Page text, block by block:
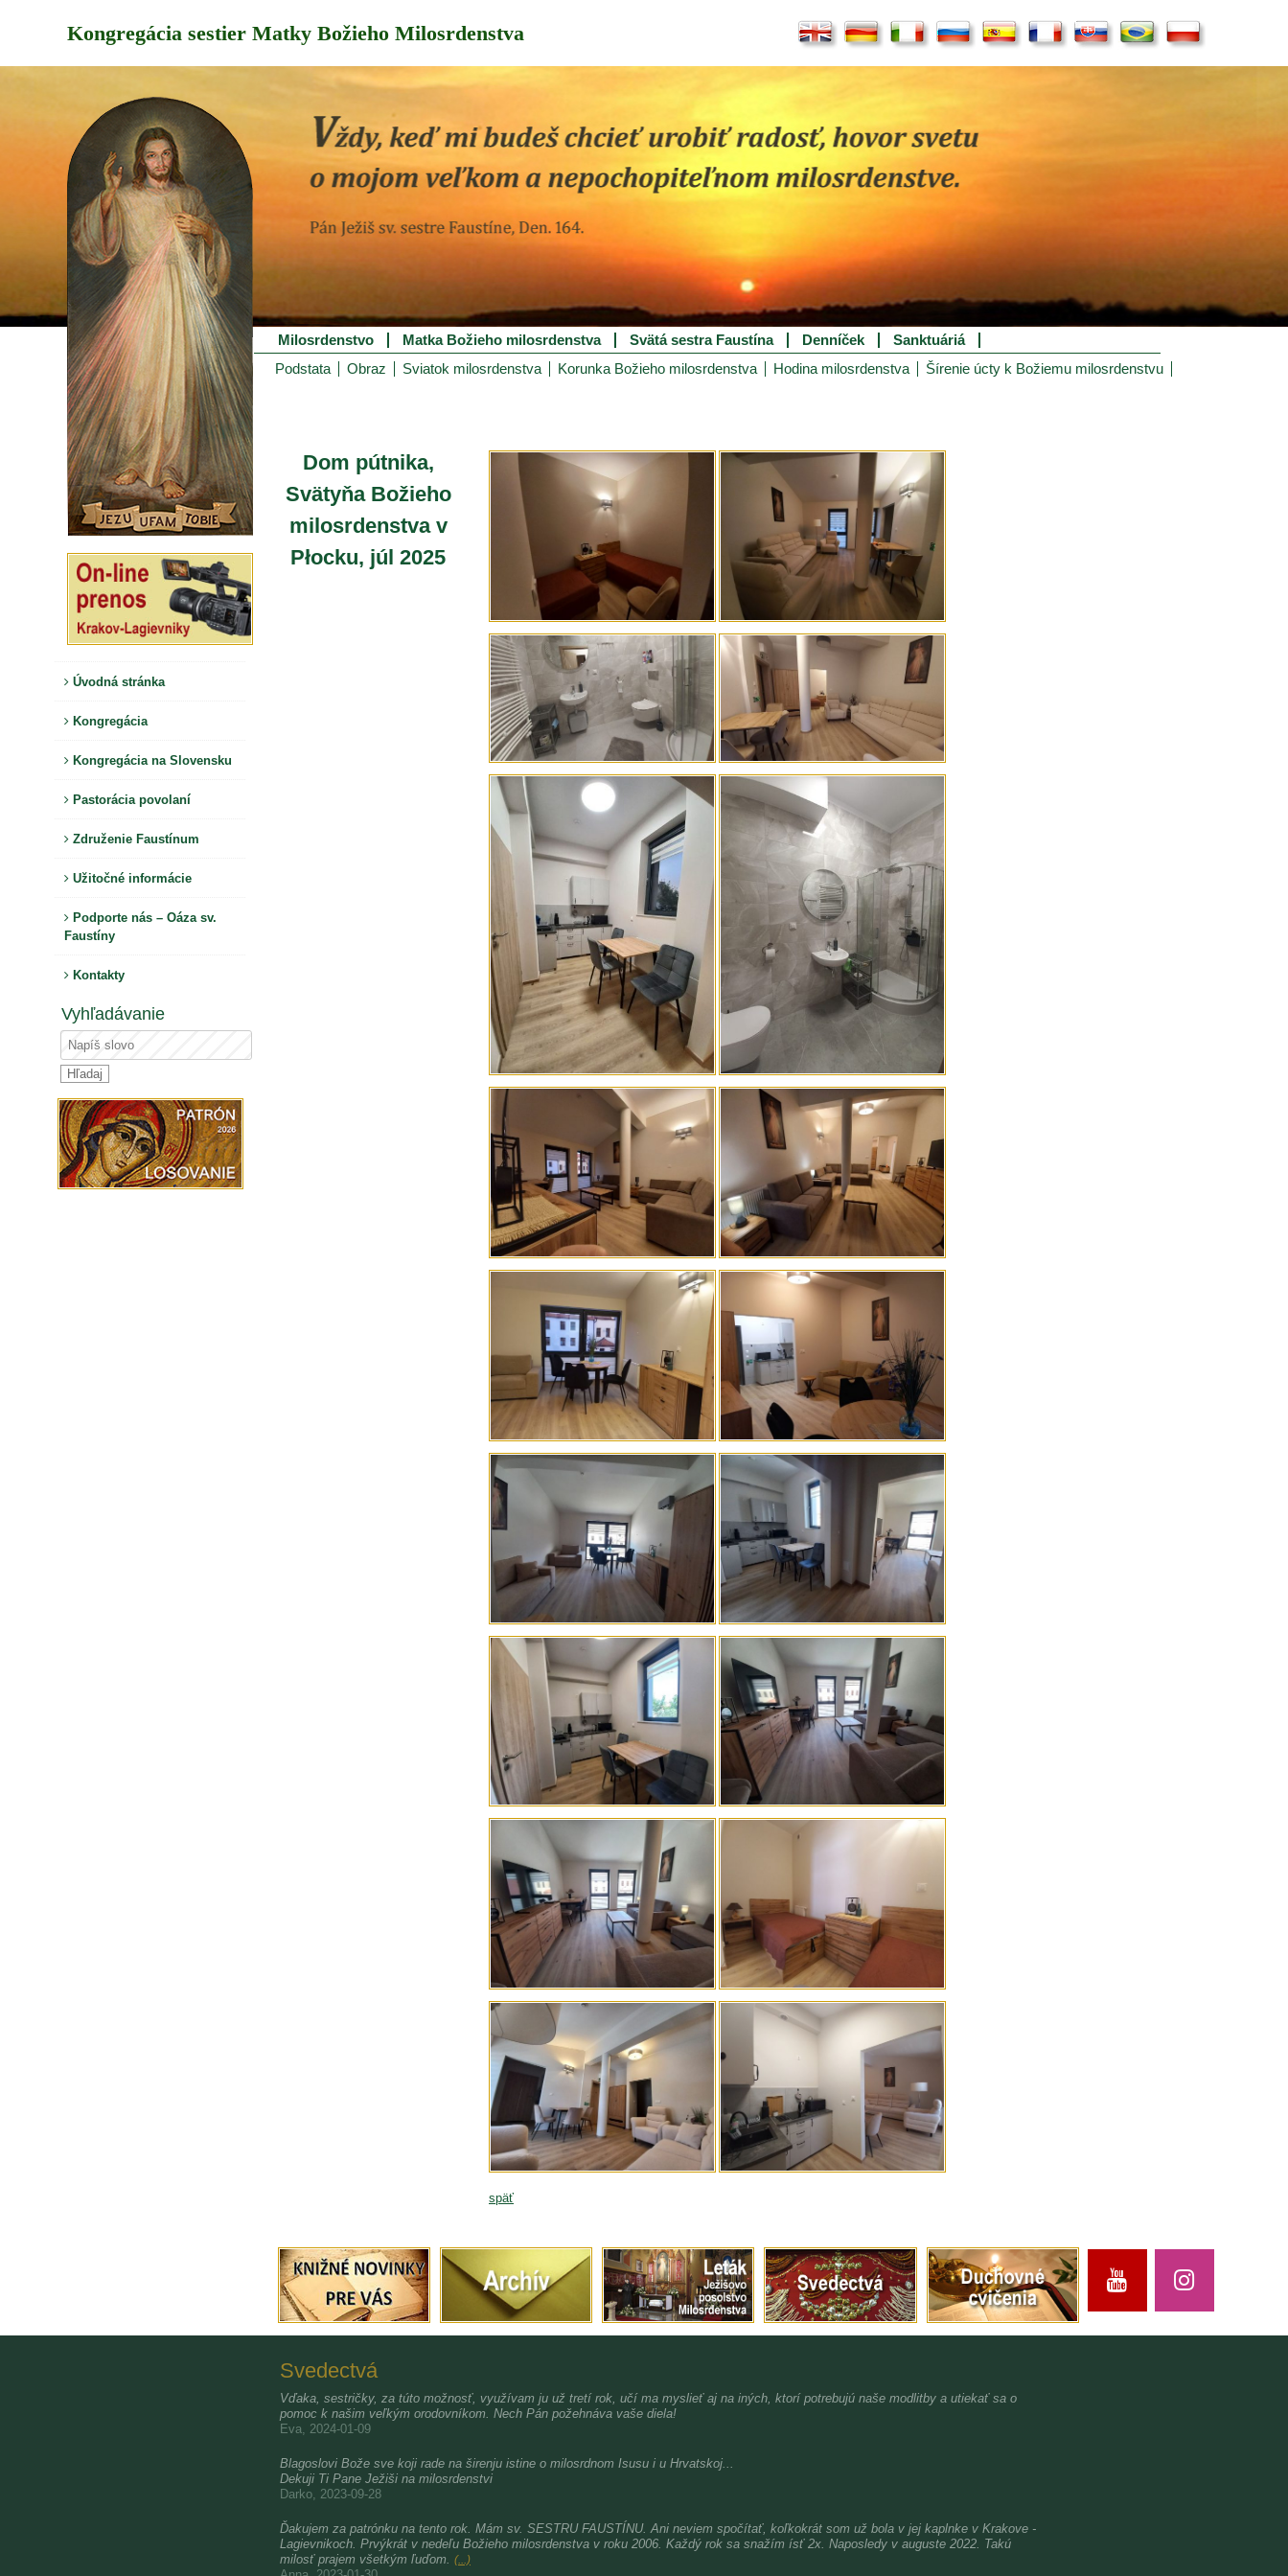
Kongregácia sestier Matky Božieho Milosrdenstva
Úvodná stránka
Kongregácia
Kongregácia na Slovensku
Pastorácia povolaní
Združenie Faustínum
Užitočné informácie
Podporte nás – Oáza sv.
Faustíny
Kontakty
Vyhľadávanie
Milosrdenstvo Matka Božieho milosrdenstva Svätá sestra Faustína Denníček
Sanktuáriá
Podstata
Obraz Sviatok milosrdenstva Korunka Božieho milosrdenstva Hodina milosrdenstva Šírenie úcty k Božiemu milosrdenstvu
Dom pútnika,
Svätyňa Božieho
milosrdenstva v
Płocku, júl 2025
späť
Svedectvá
Vďaka, sestričky, za túto možnosť, využívam ju už tretí rok, učí ma myslieť aj na iných, ktorí potrebujú naše modlitby a utiekať sa o
pomoc k našim veľkým orodovníkom. Nech Pán požehnáva vaše diela!
Eva, 2024-01-09
Blagoslovi Bože sve koji rade na širenju istine o milosrdnom Isusu i u Hrvatskoj...
Dekuji Ti Pane Ježiši na milosrdenstvi
Darko, 2023-09-28
Ďakujem za patrónku na tento rok. Mám sv. SESTRU FAUSTÍNU. Ani neviem spočítať, koľkokrát som už bola v jej kaplnke v Krakove -
Lagievnikoch. Prvýkrát v nedeľu Božieho milosrdenstva v roku 2006. Každý rok sa snažím ísť 2x. Naposledy v auguste 2022. Takú
milosť prajem všetkým ľuďom. (...)